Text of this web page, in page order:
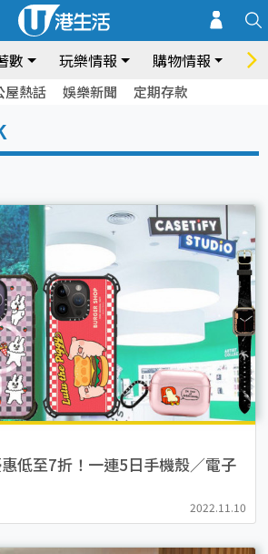
數 玩樂情報 購物情報 飲
屋熱話 娛樂新聞 定期存款
低至7折！一連5日手機殼／電子
2022.11.10